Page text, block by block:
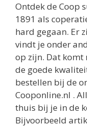
Ontdek de Coop
1891 als
hard gegaan. Er
vindt je onder
op zijn. Dat
de goede
bestellen bij de
Cooponline.nl .
thuis bij je in de
Bijvoorbeeld